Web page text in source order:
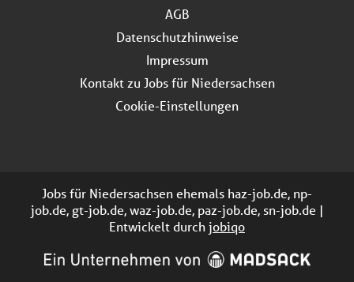
AGB
Datenschutzhinweise
Impressum
Kontakt zu Jobs für Niedersachsen
Cookie-Einstellungen
Jobs für Niedersachsen ehemals haz-job.de, np-
job.de, gt-job.de, waz-job.de, paz-job.de, sn-job.de |
Entwickelt durchjobiqo